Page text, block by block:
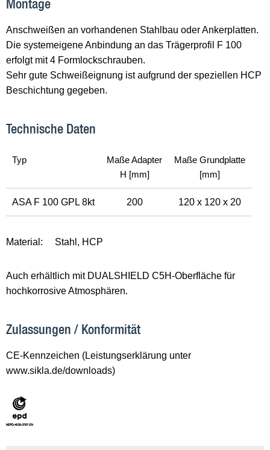
Montage
Anschweißen an vorhandenen Stahlbau oder Ankerplatten.
Die systemeigene Anbindung an das Trägerprofil F 100
erfolgt mit 4 Formlockschrauben.
Sehr gute Schweißeignung ist aufgrund der speziellen HCP
Beschichtung gegeben.
Technische Daten
Typ
Maße Adapter
H [mm]
Maße Grundplatte
[mm]
ASA F 100 GPL 8kt 200 120 x 120 x 20
Material: Stahl, HCP
Auch erhältlich mit DUALSHIELD C5H-Oberfläche für
hochkorrosive Atmosphären.
Zulassungen / Konformität
CE-Kennzeichen (Leistungserklärung unter
www.sikla.de/downloads)